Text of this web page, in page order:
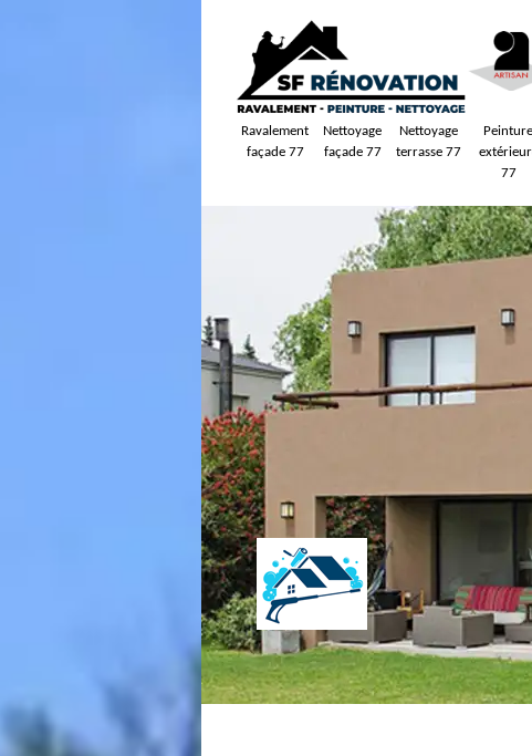
Ravalement
façade 77
Nettoyage
façade 77
Nettoyage
terrasse 77
Peinture
77